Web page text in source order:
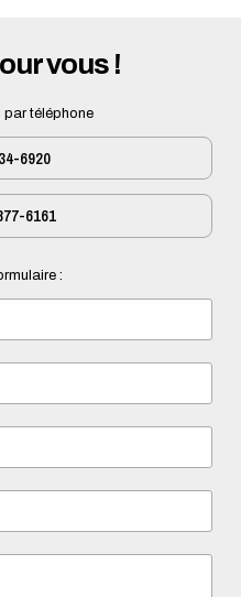
vous !
téléphone
6920
6161
: